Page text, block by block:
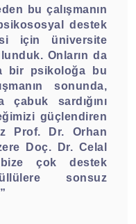
bu çalışmanın
destek
için üniversite
Onların da
bir psikoloğa bu
sonunda,
çabuk sardığını
güçlendiren
Prof. Dr. Orhan
Doç. Dr. Celal
çok destek
sonsuz